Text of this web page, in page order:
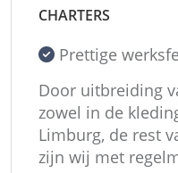
CHARTERS
Prettige
Door uitbreiding
zowel in de
Limburg, de rest
zijn wij met